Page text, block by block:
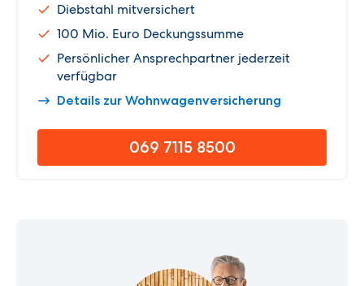
Diebstahl mitversichert
100 Mio. Euro Deckungssumme
Persönlicher Ansprechpartner jederzeit
verfügbar
Details zur Wohnwagenversicherung
069 7115 8500